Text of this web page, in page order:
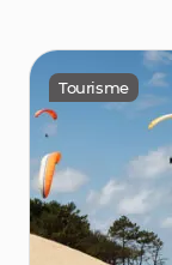
Tourisme